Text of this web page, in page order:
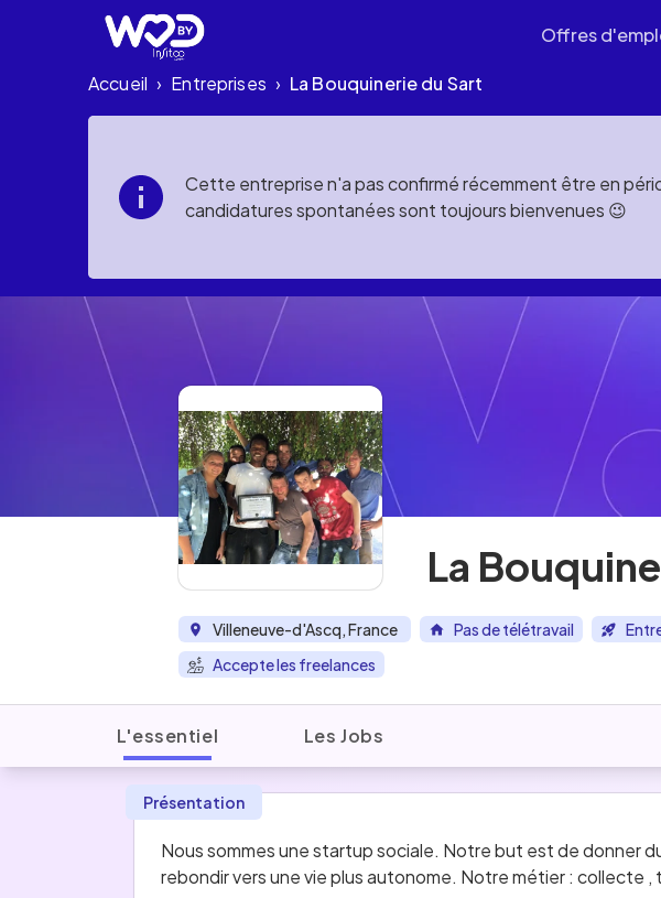
Offres
Accueil › Entreprises › La Bouquinerie du Sart
Cette entreprise n'a pas confirmé récemment être en
candidatures spontanées sont toujours bienvenues 😉
La
Villeneuve-d'Ascq, France Pas de télétravail
Accepte les freelances
L'essentiel Les Jobs
Présentation
Nous sommes une startup sociale. Notre but est de donner
rebondir vers une vie plus autonome. Notre métier : collecte